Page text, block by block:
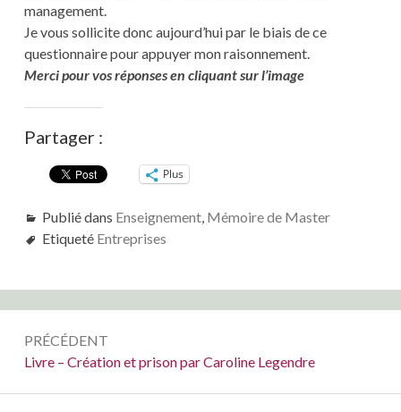
management.
Je vous sollicite donc aujourd’hui par le biais de ce
questionnaire pour appuyer mon raisonnement.
Merci pour vos réponses en cliquant sur l’image
Partager :
Plus
Publié dans Enseignement, Mémoire de Master
Etiqueté Entreprises
Navigation
de
l’article
PRÉCÉDENT
Précédent :
Livre – Création et prison par Caroline Legendre